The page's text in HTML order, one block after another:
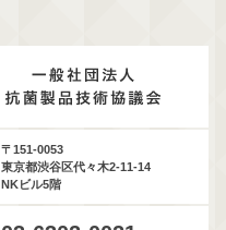
〒151-0053
東京都渋谷区代々木2-11-14
NKビル5階